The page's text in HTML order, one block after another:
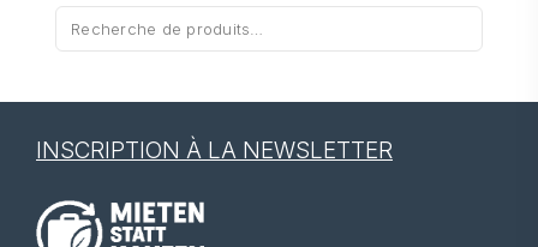
Recherche
pour :
INSCRIPTION À LA NEWSLETTER